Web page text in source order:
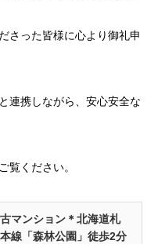
さった皆様に心より御礼申
連携しながら、安心安全な
覧ください。
古マンション＊北海道札
線「森林公園」徒歩2分